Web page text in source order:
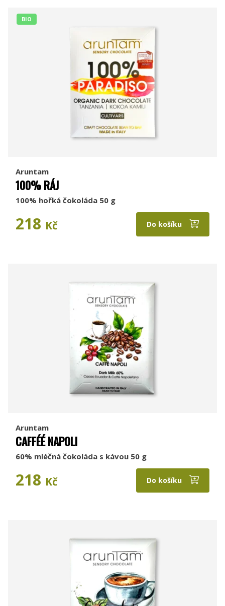
BIO
Aruntam
100% RÁJ
100% hořká čokoláda 50 g
218 Kč Do košíku
Aruntam
CAFFÉÉ NAPOLI
60% mléčná čokoláda s kávou 50 g
218 Kč Do košíku